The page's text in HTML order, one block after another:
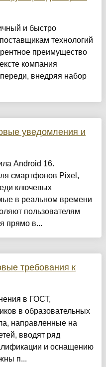
и быстро
технологий
преимущество
компания
внедряя набор
уведомления и
Android 16.
смартфонов Pixel,
ключевых
в реальном времени
пользователям
прямо в...
требования к
в ГОСТ,
в образовательных
направленные на
вводят ряд
и оснащению
п...